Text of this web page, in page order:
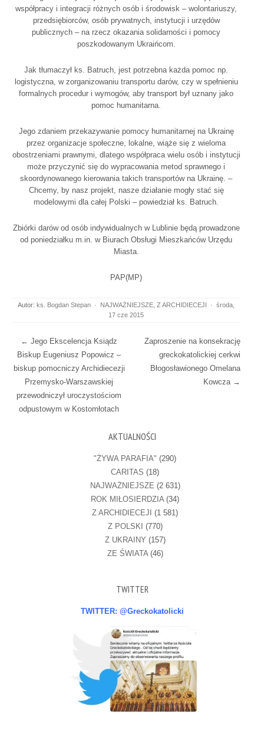
współpracy i integracji różnych osób i środowisk – wolontariuszy,
przedsiębiorców, osób prywatnych, instytucji i urzędów
publicznych – na rzecz okazania solidarności i pomocy
poszkodowanym Ukraińcom.
Jak tłumaczył ks. Batruch, jest potrzebna każda pomoc np.
logistyczna, w zorganizowaniu transportu darów, czy w spełnieniu
formalnych procedur i wymogów, aby transport był uznany jako
pomoc humanitarna.
Jego zdaniem przekazywanie pomocy humanitarnej na Ukrainę
przez organizacje społeczne, lokalne, wiąże się z wieloma
obostrzeniami prawnymi, dlatego współpraca wielu osób i instytucji
może przyczynić się do wypracowania metod sprawnego i
skoordynowanego kierowania takich transportów na Ukrainę. –
Chcemy, by nasz projekt, nasze działanie mogły stać się
modelowymi dla całej Polski – powiedział ks. Batruch.
Zbiórki darów od osób indywidualnych w Lublinie będą prowadzone
od poniedziałku m.in. w Biurach Obsługi Mieszkańców Urzędu
Miasta.
PAP(MP)
Autor: ks. Bogdan Stepan · NAJWAŻNIEJSZE Z ARCHIDIECEJI · środa,
17 cze 2015
Post navigation
← Jego Ekscelencja Ksiądz
Biskup Eugeniusz Popowicz –
biskup pomocniczy Archidiecezji
Przemysko-Warszawskiej
przewodniczył uroczystościom
odpustowym w Kostomłotach
Zaproszenie na konsekrację
greckokatolickiej cerkwi
Błogosławionego Omelana
Kowcza →
AKTUALNOŚCI
"ŻYWA PARAFIA" (290)
CARITAS (18)
NAJWAŻNIEJSZE (2 631)
ROK MIŁOSIERDZIA(34)
Z ARCHIDIECEJI (1 581)
Z POLSKI (770)
Z UKRAINY (157)
ZE ŚWIATA(46)
TWITTER
TWITTER: @Greckokatolicki